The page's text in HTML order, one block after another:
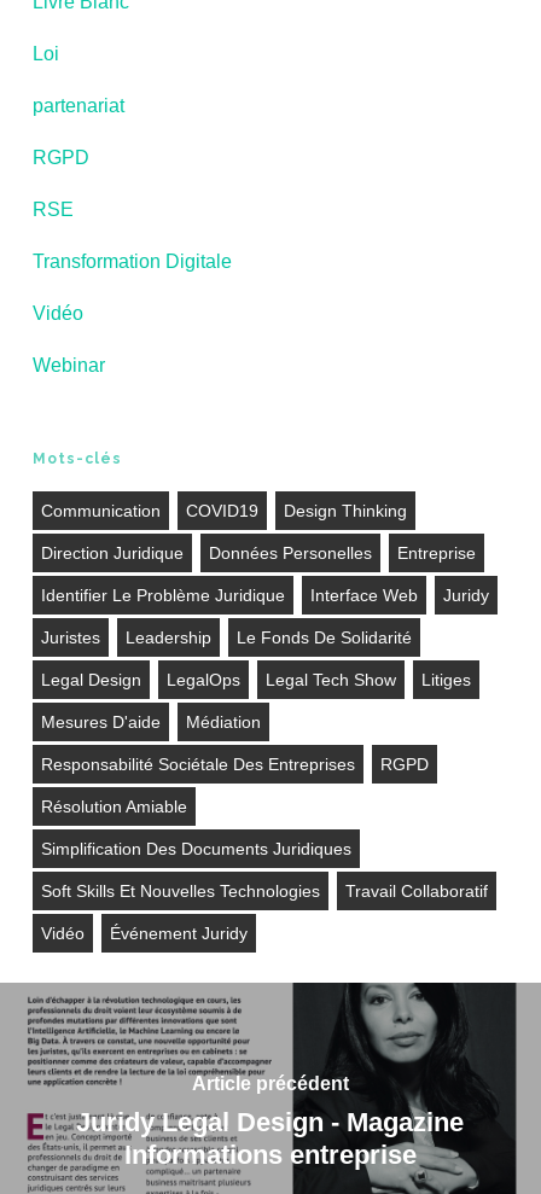
Loi
partenariat
RGPD
RSE
Transformation Digitale
Vidéo
Webinar
Mots-clés
Communication COVID19 Design Thinking
Direction Juridique Données Personelles Entreprise
Identifier Le Problème Juridique Interface Web Juridy
Juristes Leadership Le Fonds De Solidarité
Legal Design LegalOps Legal Tech Show Litiges
Mesures D'aide Médiation
Responsabilité Sociétale Des Entreprises RGPD
Résolution Amiable
Simplification Des Documents Juridiques
Soft Skills Et Nouvelles Technologies Travail Collaboratif
Vidéo Événement Juridy
Article précédent
Juridy Legal Design - Magazine
Informations entreprise